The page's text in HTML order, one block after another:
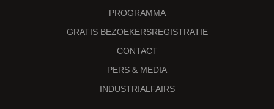
PROGRAMMA
GRATIS BEZOEKERSREGISTRATIE
CONTACT
PERS & MEDIA
INDUSTRIALFAIRS